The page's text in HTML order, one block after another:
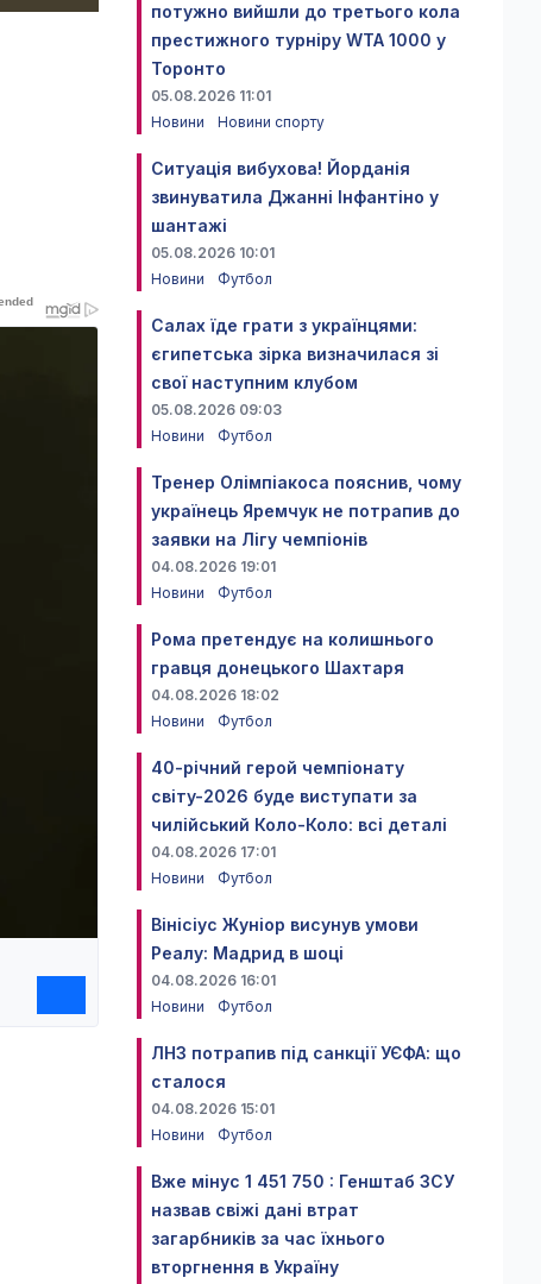
потужно вийшли до третього кола
престижного турніру WTA 1000 у
Торонто
05.08.2026 11:01
Новини
Новини спорту
Ситуація вибухова! Йорданія
звинуватила Джанні Інфантіно у
шантажі
05.08.2026 10:01
Новини
Футбол
Салах їде грати з українцями:
єгипетська зірка визначилася зі
свої наступним клубом
05.08.2026 09:03
Новини
Футбол
Тренер Олімпіакоса пояснив, чому
українець Яремчук не потрапив до
заявки на Лігу чемпіонів
04.08.2026 19:01
Новини
Футбол
Рома претендує на колишнього
гравця донецького Шахтаря
04.08.2026 18:02
Новини
Футбол
40-річний герой чемпіонату
світу-2026 буде виступати за
чилійський Коло-Коло: всі деталі
04.08.2026 17:01
Новини
Футбол
Вінісіус Жуніор висунув умови
Реалу: Мадрид в шоці
04.08.2026 16:01
Новини
Футбол
ЛНЗ потрапив під санкції УЄФА: що
сталося
04.08.2026 15:01
Новини
Футбол
Вже мінус 1 451 750 : Генштаб ЗСУ
назвав свіжі дані втрат
загарбників за час їхнього
вторгнення в Україну